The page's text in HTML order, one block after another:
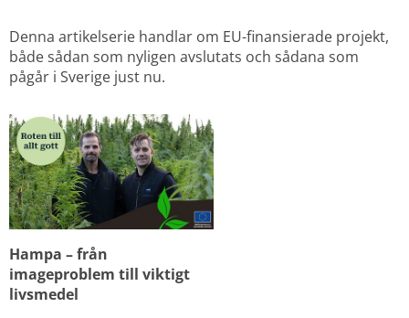
Denna artikelserie handlar om EU-finansierade projekt,
både sådan som nyligen avslutats och sådana som
pågår i Sverige just nu.
Hampa – från
imageproblem till viktigt
livsmedel